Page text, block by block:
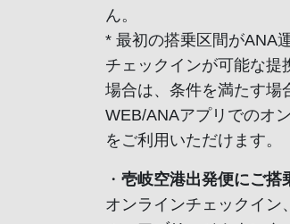
ん。
* 最初の搭乗区間がANA
チェックインが可能な提
場合は、条件を満たす場
WEB/ANAアプリでのオ
をご利用いただけます。
・ 壱岐空港出発便にご搭
オンラインチェックイン